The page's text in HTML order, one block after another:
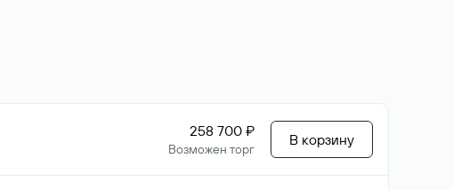
258 700 ₽
Возможен торг
В корзину